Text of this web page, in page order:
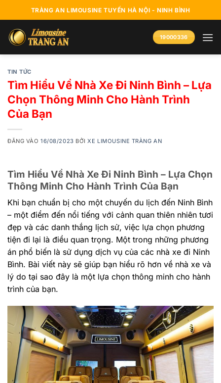
qua
nội
dung
TRÀNG AN LIMOUSINE TUYẾN HÀ NỘI - NINH BÌNH
19000336
TIN TỨC
Tìm Hiểu Về Nhà Xe Đi Ninh Bình – Lựa
Chọn Thông Minh Cho Hành Trình
Của Bạn
ĐĂNG VÀO16/08/2023 BỞIXE LIMOUSINE TRÀNG AN
Tìm Hiểu Về Nhà Xe Đi Ninh Bình – Lựa Chọn
Thông Minh Cho Hành Trình Của Bạn
Khi bạn chuẩn bị cho một chuyến du lịch đến Ninh Bình
– một điểm đến nổi tiếng với cảnh quan thiên nhiên tươi
đẹp và các danh thắng lịch sử, việc lựa chọn phương
tiện đi lại là điều quan trọng. Một trong những phương
án phổ biến là sử dụng dịch vụ của các nhà xe đi Ninh
Bình. Bài viết này sẽ giúp bạn hiểu rõ hơn về nhà xe và
lý do tại sao đây là một lựa chọn thông minh cho hành
trình của bạn.